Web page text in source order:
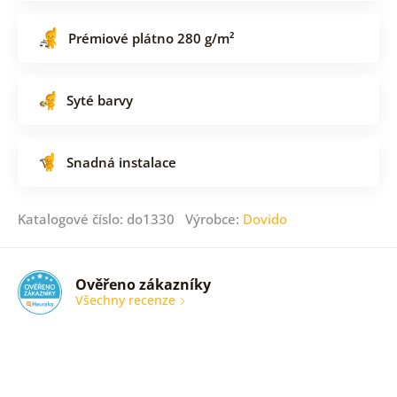
Prémiové plátno 280 g/m²
Syté barvy
Snadná instalace
Katalogové číslo: do1330 Výrobce: Dovido
Ověřeno zákazníky
Všechny recenze